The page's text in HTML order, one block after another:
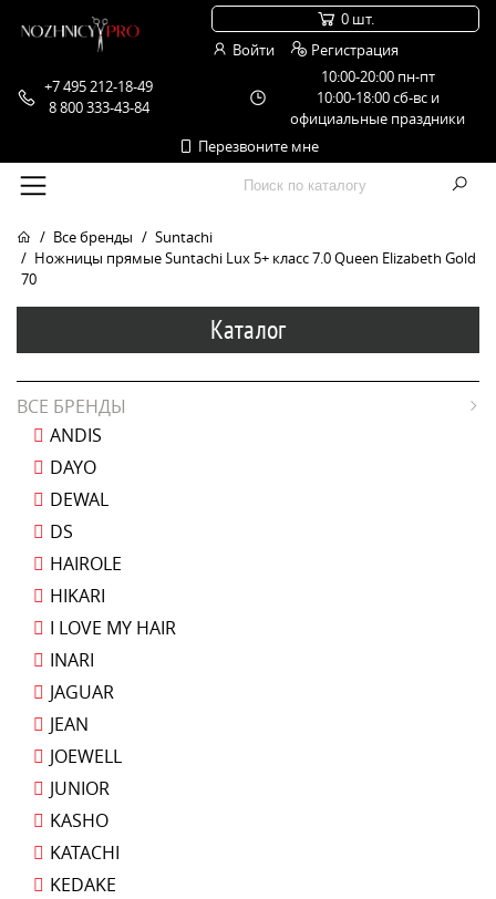
+7 495 212-18-49
8 800 333-43-84
10:00-20:00 пн-пт
10:00-18:00 сб-вс и
официальные праздники
Перезвоните мне
0 шт.
Войти
Регистрация
Все бренды
Suntachi
Ножницы прямые Suntachi Lux 5+ класс 7.0 Queen Elizabeth Gold
70
Каталог
ВСЕ БРЕНДЫ
ANDIS
DAYO
DEWAL
DS
HAIROLE
HIKARI
I LOVE MY HAIR
INARI
JAGUAR
JEAN
JOEWELL
JUNIOR
KASHO
KATACHI
KEDAKE